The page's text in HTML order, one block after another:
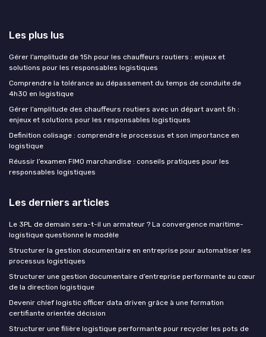
Les plus lus
Gérer l’amplitude de 15h pour les chauffeurs routiers : enjeux et
solutions pour les responsables logistiques
Comprendre la tolérance au dépassement du temps de conduite de
4h30 en logistique
Gérer l’amplitude des chauffeurs routiers avec un départ avant 5h :
enjeux et solutions pour les responsables logistiques
Definition colisage : comprendre le processus et son importance en
logistique
Réussir l’examen FIMO marchandise : conseils pratiques pour les
responsables logistiques
Les derniers articles
Le 3PL de demain sera-t-il un armateur ? La convergence maritime-
logistique questionne le modèle
Structurer la gestion documentaire en entreprise pour automatiser les
processus logistiques
Structurer une gestion documentaire d’entreprise performante au cœur
de la direction logistique
Devenir chief logistic officer data driven grâce à une formation
certifiante orientée décision
Structurer une filière logistique performante pour recycler les pots de